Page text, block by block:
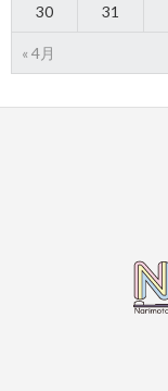
« 4月
30 31